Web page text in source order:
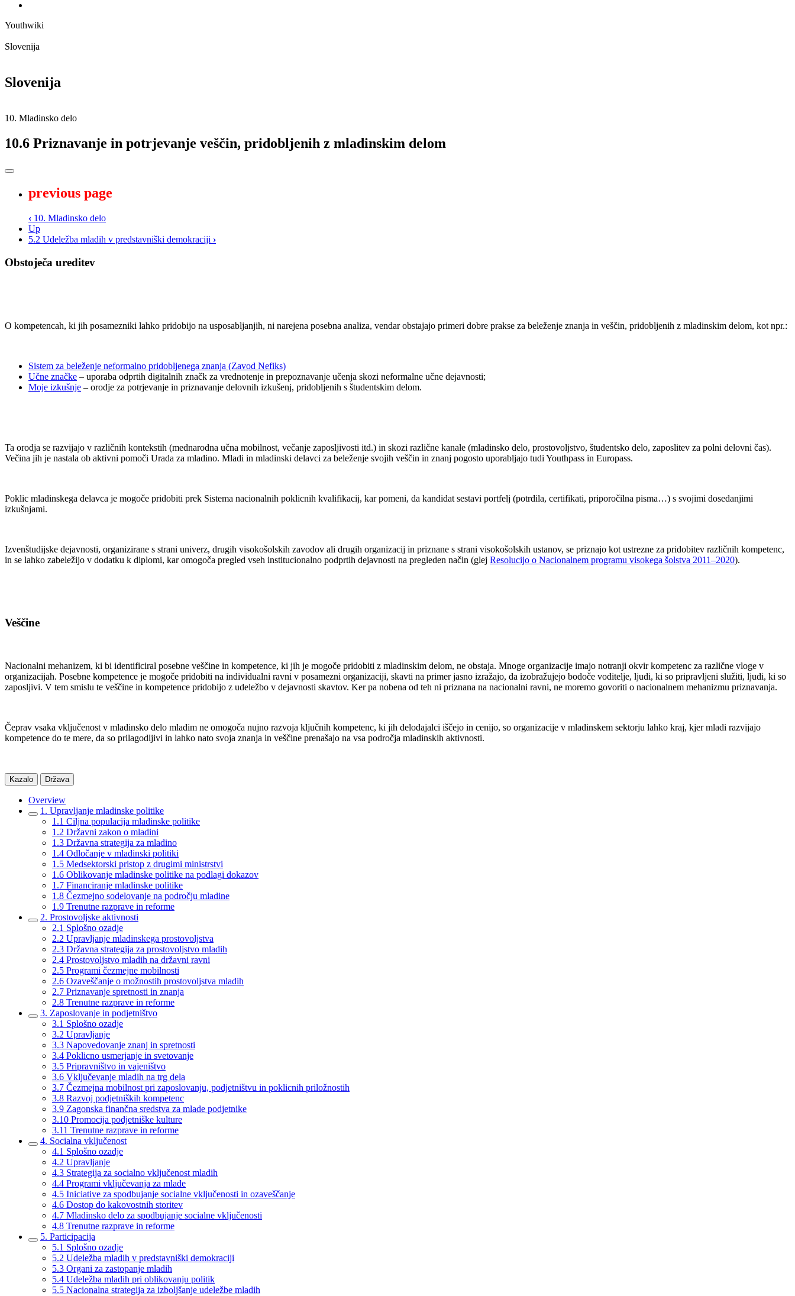
Youthwiki
Slovenija
Slovenija
10. Mladinsko delo
10.6 Priznavanje in potrjevanje veščin, pridobljenih z mladinskim delom
previous page
‹ 10. Mladinsko delo
Up
5.2 Udeležba mladih v predstavniški demokraciji ›
Obstoječa ureditev
O kompetencah, ki jih posamezniki lahko pridobijo na usposabljanjih, ni narejena posebna analiza, vendar obstajajo primeri dobre prakse za beleženje znanja in veščin, pridobljenih z mladinskim delom, kot npr.:
Sistem za beleženje neformalno pridobljenega znanja (Zavod Nefiks)
Učne značke – uporaba odprtih digitalnih značk za vrednotenje in prepoznavanje učenja skozi neformalne učne dejavnosti;
Moje izkušnje – orodje za potrjevanje in priznavanje delovnih izkušenj, pridobljenih s študentskim delom.
Ta orodja se razvijajo v različnih kontekstih (mednarodna učna mobilnost, večanje zaposljivosti itd.) in skozi različne kanale (mladinsko delo, prostovoljstvo, študentsko delo, zaposlitev za polni delovni čas).
Večina jih je nastala ob aktivni pomoči Urada za mladino. Mladi in mladinski delavci za beleženje svojih veščin in znanj pogosto uporabljajo tudi Youthpass in Europass.
Poklic mladinskega delavca je mogoče pridobiti prek Sistema nacionalnih poklicnih kvalifikacij, kar pomeni, da kandidat sestavi portfelj (potrdila, certifikati, priporočilna pisma…) s svojimi dosedanjimi
izkušnjami.
Izvenštudijske dejavnosti, organizirane s strani univerz, drugih visokošolskih zavodov ali drugih organizacij in priznane s strani visokošolskih ustanov, se priznajo kot ustrezne za pridobitev različnih kompetenc,
in se lahko zabeležijo v dodatku k diplomi, kar omogoča pregled vseh institucionalno podprtih dejavnosti na pregleden način (glej Resolucijo o Nacionalnem programu visokega šolstva 2011–2020).
Veščine
Nacionalni mehanizem, ki bi identificiral posebne veščine in kompetence, ki jih je mogoče pridobiti z mladinskim delom, ne obstaja. Mnoge organizacije imajo notranji okvir kompetenc za različne vloge v
organizacijah. Posebne kompetence je mogoče pridobiti na individualni ravni v posamezni organizaciji, skavti na primer jasno izražajo, da izobražujejo bodoče voditelje, ljudi, ki so pripravljeni služiti, ljudi, ki so
zaposljivi. V tem smislu te veščine in kompetence pridobijo z udeležbo v dejavnosti skavtov. Ker pa nobena od teh ni priznana na nacionalni ravni, ne moremo govoriti o nacionalnem mehanizmu priznavanja.
Čeprav vsaka vključenost v mladinsko delo mladim ne omogoča nujno razvoja ključnih kompetenc, ki jih delodajalci iščejo in cenijo, so organizacije v mladinskem sektorju lahko kraj, kjer mladi razvijajo
kompetence do te mere, da so prilagodljivi in lahko nato svoja znanja in veščine prenašajo na vsa področja mladinskih aktivnosti.
Kazalo Država
Overview
1. Upravljanje mladinske politike
1.1 Ciljna populacija mladinske politike
1.2 Državni zakon o mladini
1.3 Državna strategija za mladino
1.4 Odločanje v mladinski politiki
1.5 Medsektorski pristop z drugimi ministrstvi
1.6 Oblikovanje mladinske politike na podlagi dokazov
1.7 Financiranje mladinske politike
1.8 Čezmejno sodelovanje na področju mladine
1.9 Trenutne razprave in reforme
2. Prostovoljske aktivnosti
2.1 Splošno ozadje
2.2 Upravljanje mladinskega prostovoljstva
2.3 Državna strategija za prostovoljstvo mladih
2.4 Prostovoljstvo mladih na državni ravni
2.5 Programi čezmejne mobilnosti
2.6 Ozaveščanje o možnostih prostovoljstva mladih
2.7 Priznavanje spretnosti in znanja
2.8 Trenutne razprave in reforme
3. Zaposlovanje in podjetništvo
3.1 Splošno ozadje
3.2 Upravljanje
3.3 Napovedovanje znanj in spretnosti
3.4 Poklicno usmerjanje in svetovanje
3.5 Pripravništvo in vajeništvo
3.6 Vključevanje mladih na trg dela
3.7 Čezmejna mobilnost pri zaposlovanju, podjetništvu in poklicnih priložnostih
3.8 Razvoj podjetniških kompetenc
3.9 Zagonska finančna sredstva za mlade podjetnike
3.10 Promocija podjetniške kulture
3.11 Trenutne razprave in reforme
4. Socialna vključenost
4.1 Splošno ozadje
4.2 Upravljanje
4.3 Strategija za socialno vključenost mladih
4.4 Programi vključevanja za mlade
4.5 Iniciative za spodbujanje socialne vključenosti in ozaveščanje
4.6 Dostop do kakovostnih storitev
4.7 Mladinsko delo za spodbujanje socialne vključenosti
4.8 Trenutne razprave in reforme
5. Participacija
5.1 Splošno ozadje
5.2 Udeležba mladih v predstavniški demokraciji
5.3 Organi za zastopanje mladih
5.4 Udeležba mladih pri oblikovanju politik
5.5 Nacionalna strategija za izboljšanje udeležbe mladih